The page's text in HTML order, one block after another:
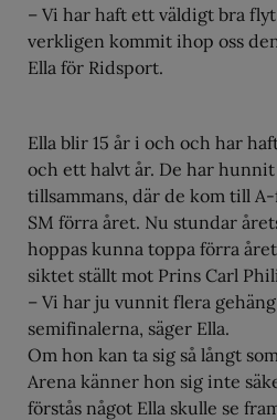
– Vi har haft ett väldigt bra
verkligen kommit ihop oss
Ella för Ridsport.
Ella blir 15 år i och och har
och ett halvt år. De har
tillsammans, där de kom till
SM förra året. Nu stundar
hoppas kunna toppa förra
siktet ställt mot Prins Carl
– Vi har ju vunnit flera
semifinalerna, säger Ella.
Om hon kan ta sig så långt
Arena känner hon sig inte
förstås något Ella skulle se